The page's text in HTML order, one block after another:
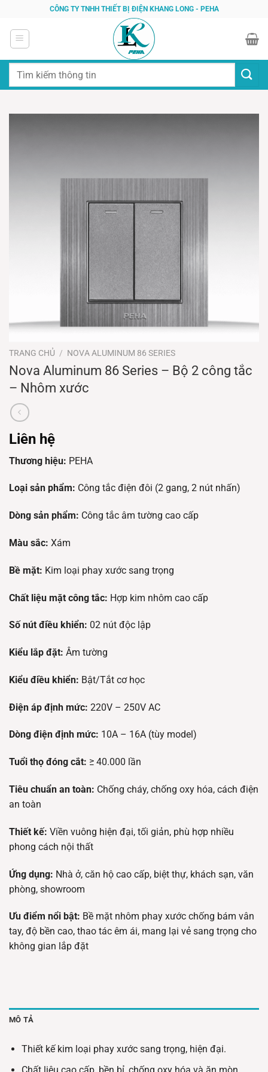
dung
CÔNG TY TNHH THIẾT BỊ ĐIỆN KHANG LONG - PEHA
Tìm
TRANG CHỦ / NOVA ALUMINUM 86 SERIES
Nova Aluminum 86 Series – Bộ 2 công tắc
– Nhôm xước
Liên hệ
Thương hiệu: PEHA
Loại sản phẩm: Công tắc điện đôi (2 gang, 2 nút nhấn)
Dòng sản phẩm: Công tắc âm tường cao cấp
Màu sắc: Xám
Bề mặt: Kim loại phay xước sang trọng
Chất liệu mặt công tắc: Hợp kim nhôm cao cấp
Số nút điều khiển: 02 nút độc lập
Kiểu lắp đặt: Âm tường
Kiểu điều khiển: Bật/Tắt cơ học
Điện áp định mức: 220V – 250V AC
Dòng điện định mức: 10A – 16A (tùy model)
Tuổi thọ đóng cắt: ≥ 40.000 lần
Tiêu chuẩn an toàn: Chống cháy, chống oxy hóa, cách điện
an toàn
Thiết kế: Viền vuông hiện đại, tối giản, phù hợp nhiều
phong cách nội thất
Ứng dụng: Nhà ở, căn hộ cao cấp, biệt thự, khách sạn, văn
phòng, showroom
Ưu điểm nổi bật: Bề mặt nhôm phay xước chống bám vân
tay, độ bền cao, thao tác êm ái, mang lại vẻ sang trọng cho
không gian lắp đặt
MÔ TẢ
Thiết kế kim loại phay xước sang trọng, hiện đại.